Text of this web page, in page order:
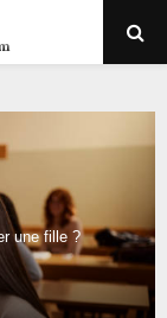
une fille ?